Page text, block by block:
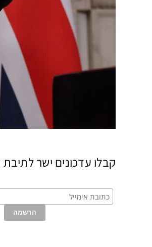
קבלו עדכונים ישר